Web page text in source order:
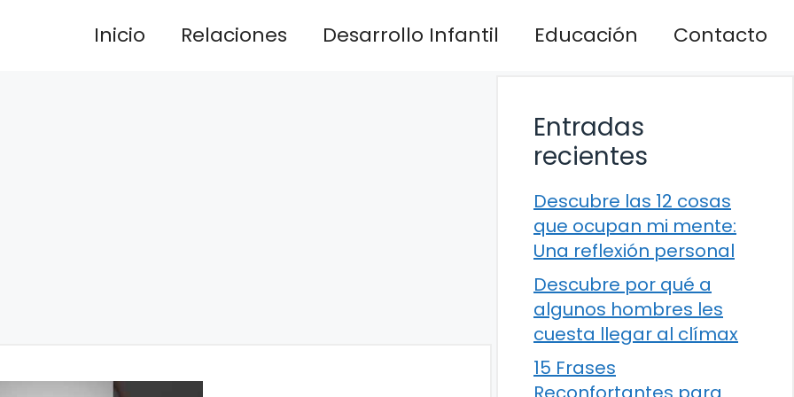
Inicio Relaciones Desarrollo Infantil Educación Contacto
Entradas
recientes
Descubre las 12 cosas
que ocupan mi mente:
Una reflexión personal
Descubre por qué a
algunos hombres les
cuesta llegar al clímax
15 Frases